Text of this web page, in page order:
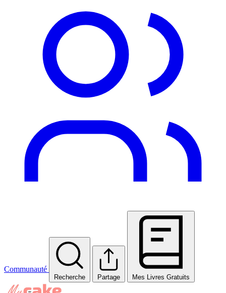
Communauté
Recherche Partage Mes Livres Gratuits